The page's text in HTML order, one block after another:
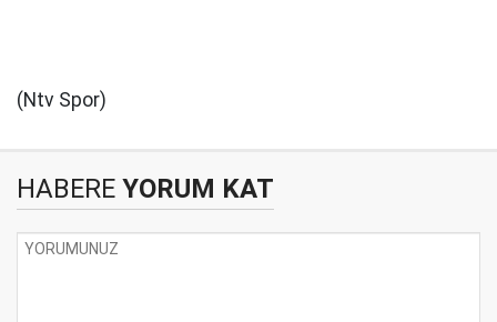
(Ntv Spor)
HABERE YORUM KAT